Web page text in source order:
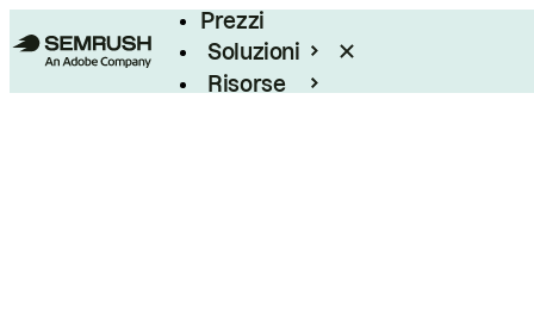
Prezzi
Soluzioni
Risorse